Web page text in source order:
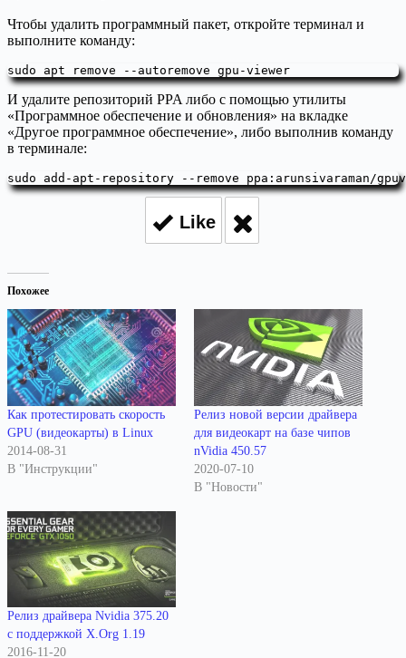
Чтобы удалить программный пакет, откройте терминал и
выполните команду:
sudo apt remove --autoremove gpu-viewer
И удалите репозиторий PPA либо с помощью утилиты
«Программное обеспечение и обновления» на вкладке
«Другое программное обеспечение», либо выполнив команду
в терминале:
sudo add-apt-repository --remove ppa:arunsivaraman/
Like
Похожее
Как протестировать скорость
GPU (видеокарты) в Linux
2014-08-31
В "Инструкции"
Релиз новой версии драйвера
для видеокарт на базе чипов
nVidia 450.57
2020-07-10
В "Новости"
Релиз драйвера Nvidia 375.20
с поддержкой X.Org 1.19
2016-11-20